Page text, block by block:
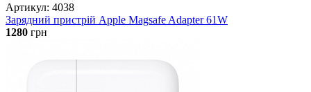
Артикул: 4038
Зарядний пристрій Apple Magsafe Adapter 61W
1280 грн